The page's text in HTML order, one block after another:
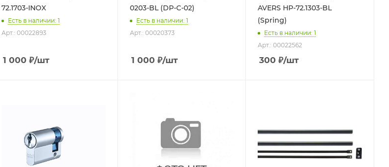
72.1703-INOX
Есть в наличии: 1
Арт.: 00022893
1 000 ₽/шт
0203-BL (DP-C-02)
Есть в наличии: 1
Арт.: 00020373
1 000 ₽/шт
AVERS HP-72.1303-BL
(Spring)
Есть в наличии: 1
Арт.: 00022562
300 ₽/шт